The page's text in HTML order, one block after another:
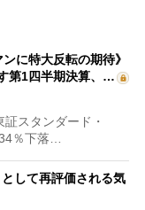
に特大反転の期待》
第1四半期決算、…
スタンダード・
％下落…
して再評価される気